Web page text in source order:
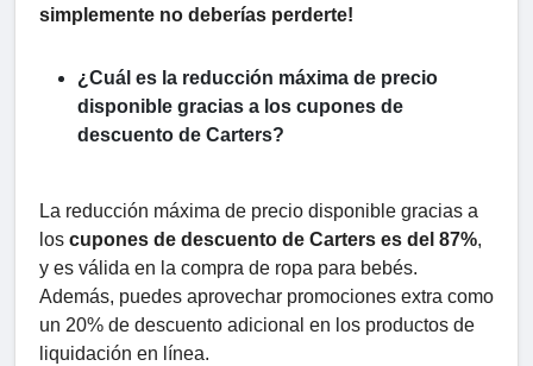
simplemente no deberías perderte!
¿Cuál es la reducción máxima de precio
disponible gracias a los cupones de
descuento de Carters?
La reducción máxima de precio disponible gracias a
los cupones de descuento de Carters es del 87%,
y es válida en la compra de ropa para bebés.
Además, puedes aprovechar promociones extra como
un 20% de descuento adicional en los productos de
liquidación en línea.